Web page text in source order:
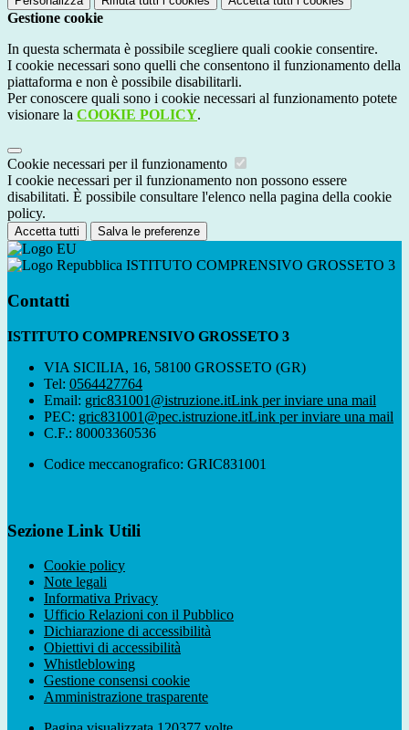
Gestione cookie
In questa schermata è possibile scegliere quali cookie consentire.
I cookie necessari sono quelli che consentono il funzionamento della
piattaforma e non è possibile disabilitarli.
Per conoscere quali sono i cookie necessari al funzionamento potete
visionare la COOKIE POLICY.
Cookie necessari per il funzionamento
I cookie necessari per il funzionamento non possono essere
disabilitati. È possibile consultare l'elenco nella pagina della cookie
policy.
Accetta tutti Salva le preferenze
ISTITUTO COMPRENSIVO GROSSETO 3
Contatti
ISTITUTO COMPRENSIVO GROSSETO 3
VIA SICILIA, 16, 58100 GROSSETO (GR)
Tel: 0564427764
Email: gric831001@istruzione.itLink per inviare una mail
PEC: gric831001@pec.istruzione.itLink per inviare una mail
C.F.: 80003360536
Codice meccanografico: GRIC831001
Sezione Link Utili
Cookie policy
Note legali
Informativa Privacy
Ufficio Relazioni con il Pubblico
Dichiarazione di accessibilità
Obiettivi di accessibilità
Whistleblowing
Gestione consensi cookie
Amministrazione trasparente